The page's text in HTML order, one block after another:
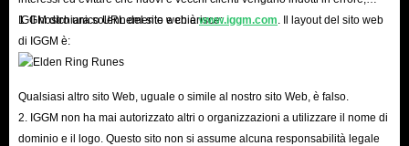
IGGM dichiara solennemente e chiarisce:
1. Il nostro unico URL del sito web èwww.iggm.com . Il layout del sito web
di IGGM è:
Qualsiasi altro sito Web, uguale o simile al nostro sito Web, è falso.
2. IGGM non ha mai autorizzato altri o organizzazioni a utilizzare il nome di
dominio e il logo. Questo sito non si assume alcuna responsabilità legale